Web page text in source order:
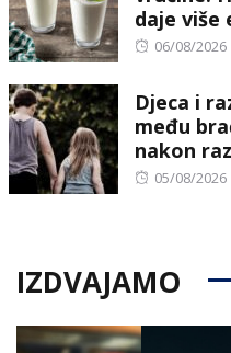
daje više
Posted
06/08/2026
Djeca i
među
nakon
Posted
05/08/2026
IZDVAJAMO